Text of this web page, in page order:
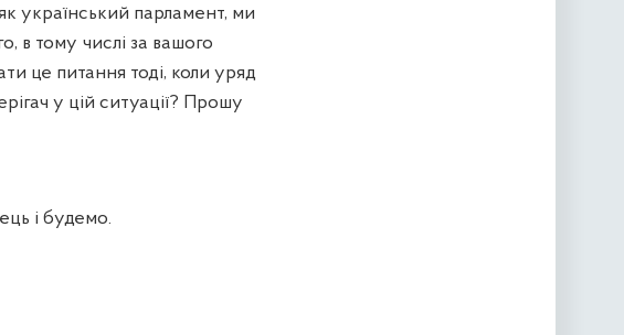
український парламент, ми
в тому числі за вашого
це питання тоді, коли уряд
у цій ситуації? Прошу
і будемо.